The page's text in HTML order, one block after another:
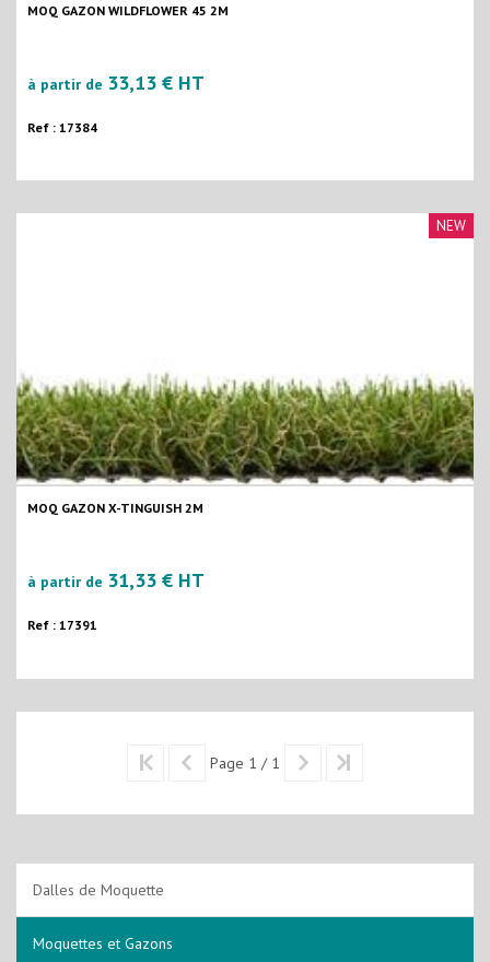
MOQ GAZON WILDFLOWER 45 2M
à partir de 33,13 € HT
Ref : 17384
MOQ GAZON X-TINGUISH 2M
à partir de 31,33 € HT
NEW
Ref : 17391
Page 1 / 1
Dalles de Moquette
Moquettes et Gazons